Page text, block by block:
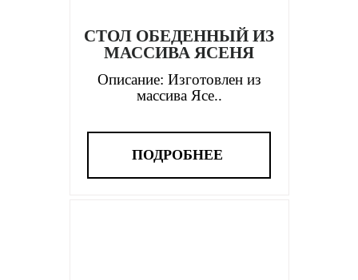
СТОЛ ОБЕДЕННЫЙ ИЗ
МАССИВА ЯСЕНЯ
Описание: Изготовлен из
массива Ясе..
ПОДРОБНЕЕ